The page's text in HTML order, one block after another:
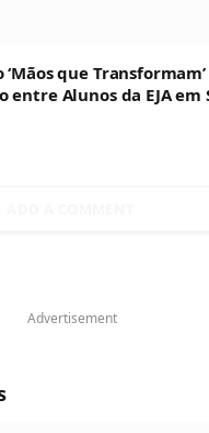
‘Mãos que
Alunos da EJA em
Advertisement